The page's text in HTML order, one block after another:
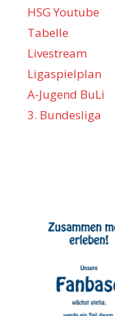
HSG Youtube
Tabelle
Livestream
Ligaspielplan
A-Jugend BuLi
3. Bundesliga